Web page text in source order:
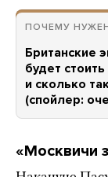
ПОЧЕМУ
Британские
будет
и сколько
(спойлер:
«Москвичи